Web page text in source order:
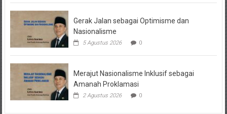
Gerak Jalan sebagai Optimisme dan
Nasionalisme
5 Agustus 2026 0
Merajut Nasionalisme Inklusif sebagai
Amanah Proklamasi
2 Agustus 2026 0